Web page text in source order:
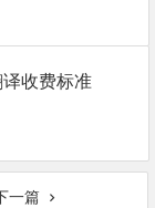
收费标准
一篇